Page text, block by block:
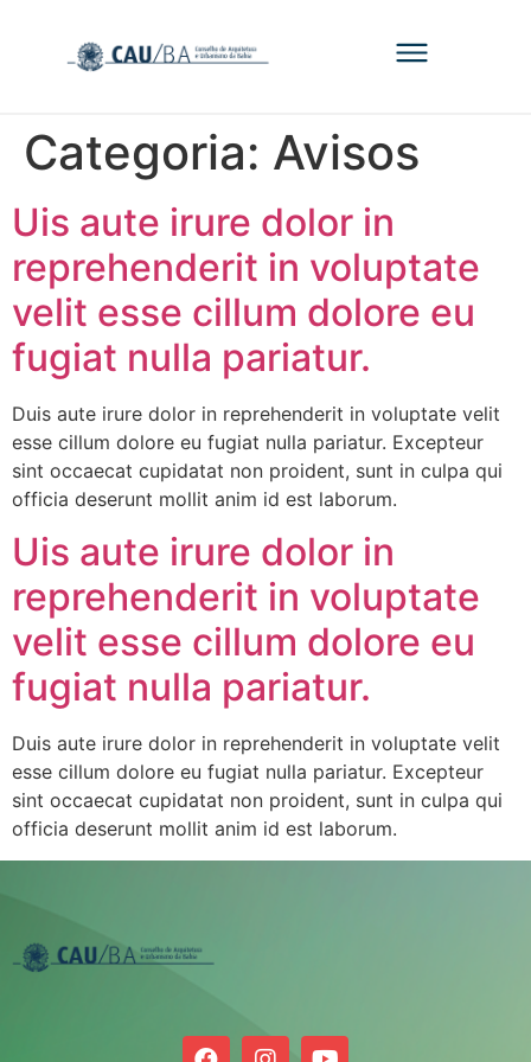
Categoria: Avisos
Uis aute irure dolor in
reprehenderit in voluptate
velit esse cillum dolore eu
fugiat nulla pariatur.
Duis aute irure dolor in reprehenderit in voluptate velit
esse cillum dolore eu fugiat nulla pariatur. Excepteur
sint occaecat cupidatat non proident, sunt in culpa qui
officia deserunt mollit anim id est laborum.
Uis aute irure dolor in
reprehenderit in voluptate
velit esse cillum dolore eu
fugiat nulla pariatur.
Duis aute irure dolor in reprehenderit in voluptate velit
esse cillum dolore eu fugiat nulla pariatur. Excepteur
sint occaecat cupidatat non proident, sunt in culpa qui
officia deserunt mollit anim id est laborum.